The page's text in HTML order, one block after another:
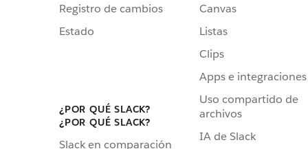
Registro de cambios
Estado
¿POR QUÉ SLACK?
¿POR QUÉ SLACK?
Slack en comparación
Canvas
Listas
Clips
Apps e integraciones
Uso compartido de
archivos
IA de Slack